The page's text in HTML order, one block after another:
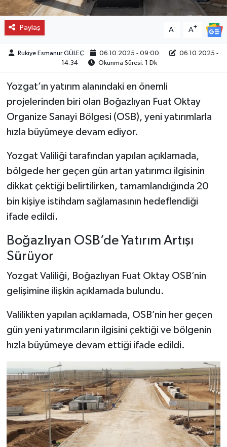
Paylaş A- A+
Rukiye Esmanur GÜLEÇ 06.10.2025 - 09:00
06.10.2025 -
14:34
Okunma Süresi: 1 Dk
Yozgat’ın yatırım alanındaki en önemli
projelerinden biri olan Boğazlıyan Fuat Oktay
Organize Sanayi Bölgesi (OSB), yeni yatırımlarla
hızla büyümeye devam ediyor.
Yozgat Valiliği tarafından yapılan açıklamada,
bölgede her geçen gün artan yatırımcı ilgisinin
dikkat çektiği belirtilirken, tamamlandığında 20
bin kişiye istihdam sağlamasının hedeflendiği
ifade edildi.
Boğazlıyan OSB’de Yatırım Artışı
Sürüyor
Yozgat Valiliği, Boğazlıyan Fuat Oktay OSB’nin
gelişimine ilişkin açıklamada bulundu.
Valilikten yapılan açıklamada, OSB’nin her geçen
gün yeni yatırımcıların ilgisini çektiği ve bölgenin
hızla büyümeye devam ettiği ifade edildi.